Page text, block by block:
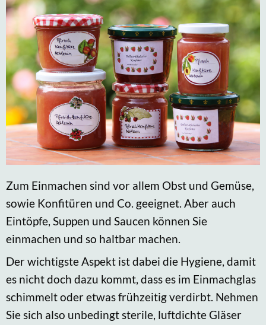
Zum Einmachen sind vor allem Obst und Gemüse,
sowie Konfitüren und Co. geeignet. Aber auch
Eintöpfe, Suppen und Saucen können Sie
einmachen und so haltbar machen.
Der wichtigste Aspekt ist dabei die Hygiene, damit
es nicht doch dazu kommt, dass es im Einmachglas
schimmelt oder etwas frühzeitig verdirbt. Nehmen
Sie sich also unbedingt sterile, luftdichte Gläser